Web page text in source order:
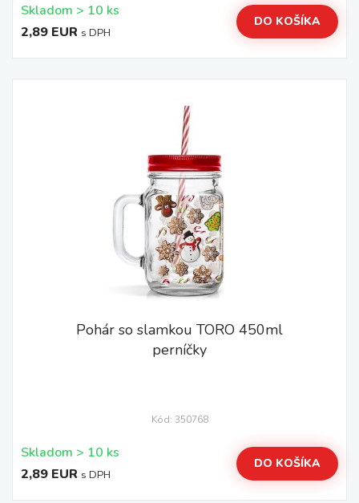
Skladom > 10 ks
2,89 EUR s DPH
DO KOŠÍKA
Pohár so slamkou TORO 450ml
perníčky
Kód: 350768
Skladom > 10 ks
2,89 EUR s DPH
DO KOŠÍKA